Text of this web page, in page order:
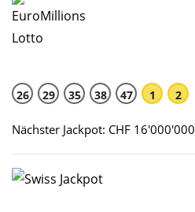
26 29 35 38 47 1 2
Nächster Jackpot: CHF 16'000'000